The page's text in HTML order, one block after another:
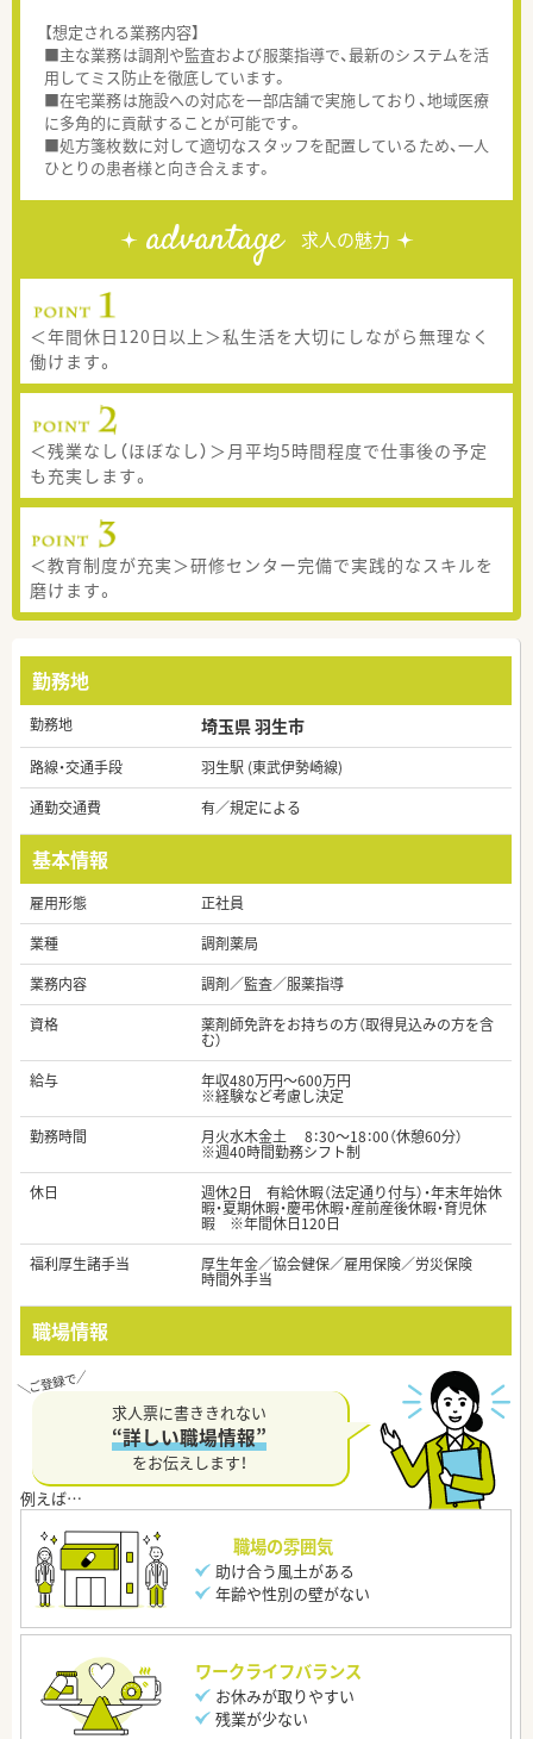
【想定される業務内容】
■主な業務は調剤や監査および服薬指導で、最新のシステムを活
用してミス防止を徹底しています。
■在宅業務は施設への対応を一部店舗で実施しており、地域医療
に多角的に貢献することが可能です。
■処方箋枚数に対して適切なスタッフを配置しているため、一人
ひとりの患者様と向き合えます。
advantage 求人の魅力
＜年間休日120日以上＞私生活を大切にしながら無理なく
働けます。
＜残業なし（ほぼなし）＞月平均5時間程度で仕事後の予定
も充実します。
＜教育制度が充実＞研修センター完備で実践的なスキルを
磨けます。
勤務地
勤務地 埼玉県 羽生市
路線・交通手段
羽生駅 (東武伊勢崎線)
通勤交通費
有／規定による
基本情報
雇用形態
正社員
業種
調剤薬局
業務内容
調剤／監査／服薬指導
資格
薬剤師免許をお持ちの方（取得見込みの方を含
む）
給与
年収480万円～600万円
※経験など考慮し決定
勤務時間
月火水木金土 8：30～18：00（休憩60分）
※週40時間勤務シフト制
休日
週休2日 有給休暇（法定通り付与）・年末年始休
暇・夏期休暇・慶弔休暇・産前産後休暇・育児休
暇 ※年間休日120日
福利厚生諸手当
厚生年金／協会健保／雇用保険／労災保険
時間外手当
職場情報
求人票に書ききれない
“詳しい職場情報”
をお伝えします！
職場の雰囲気
助け合う風土がある
年齢や性別の壁がない
ワークライフバランス
お休みが取りやすい
残業が少ない